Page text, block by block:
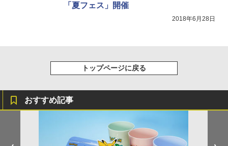
「夏フェス」開催
2018年6月28日
トップページに戻る
おすすめ記事